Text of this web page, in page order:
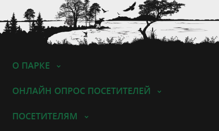
О ПАРКЕ
ОНЛАЙН ОПРОС ПОСЕТИТЕЛЕЙ
ПОСЕТИТЕЛЯМ